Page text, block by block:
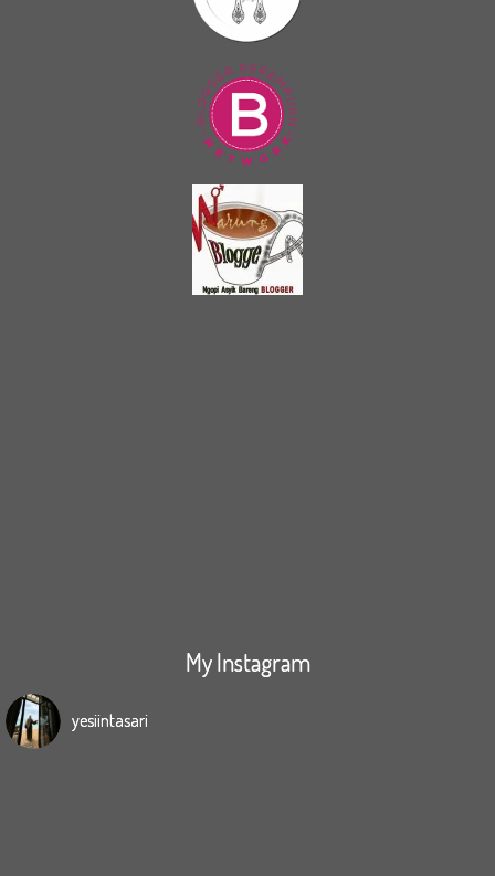
My Instagram
yesiintasari